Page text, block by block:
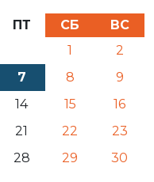
ПТ СБ
ВС
1
2
7 8
9
14 15
16
21 22
23
28 29
30